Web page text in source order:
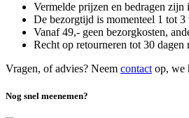
Vermelde prijzen en bedragen
De bezorgtijd is momenteel 1 tot 3
Vanaf 49,- geen bezorgkosten,
Recht op retourneren tot 30 dagen
Vragen, of advies? Neem contact op, we
Nog snel meenemen?